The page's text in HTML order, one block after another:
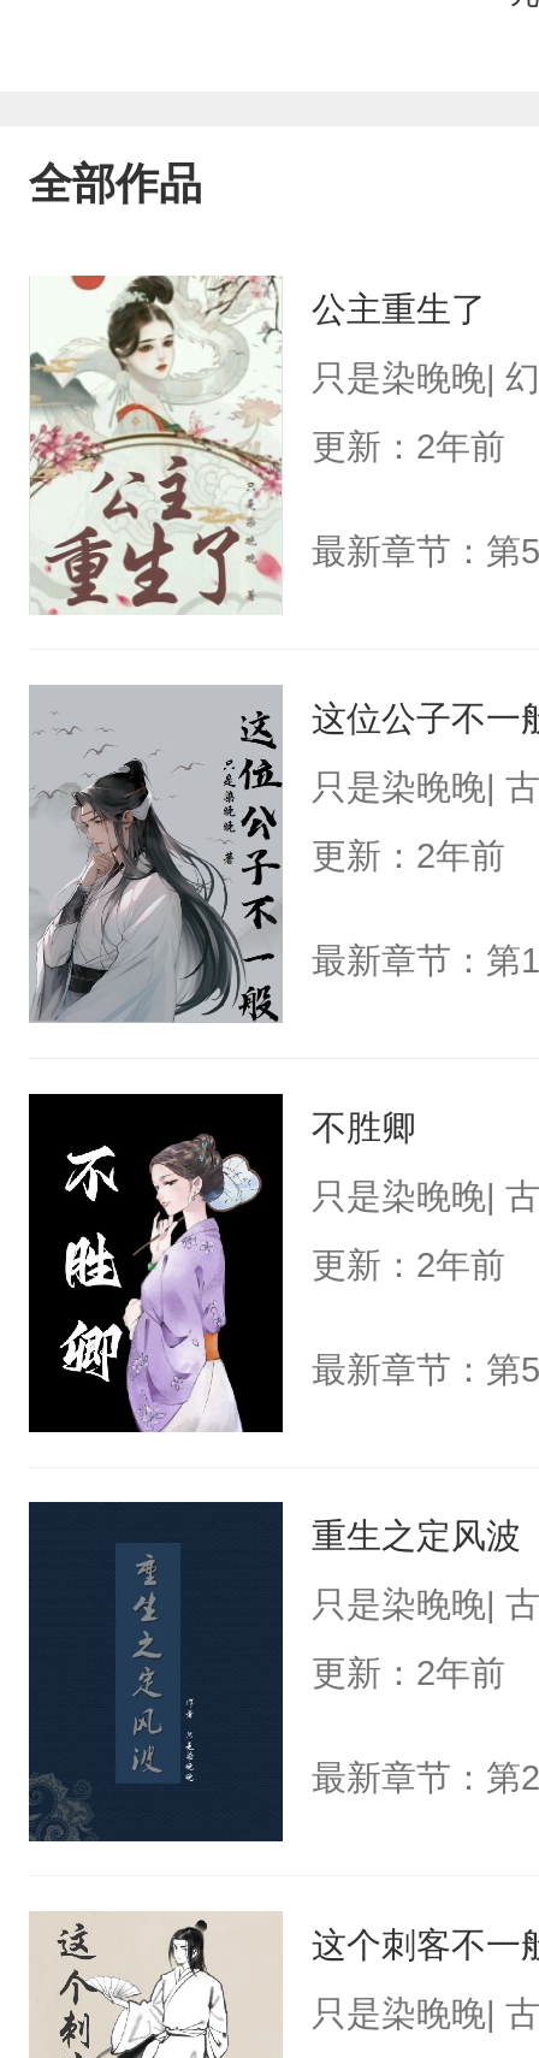
全部作品
公主重生了
只是染晚晚|
更新：2年前
最新章节：第
这位公子不一
只是染晚晚|
更新：2年前
最新章节：第
不胜卿
只是染晚晚|
更新：2年前
重生之定风波
只是染晚晚|
更新：2年前
这个刺客不一
只是染晚晚|